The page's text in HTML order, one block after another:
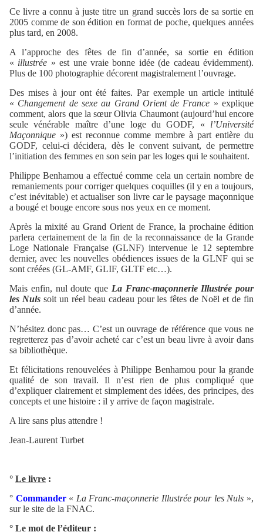
Ce livre a connu à juste titre un grand succès lors de sa sortie en
2005 comme de son édition en format de poche, quelques années
plus tard, en 2008.
A l’approche des fêtes de fin d’année, sa sortie en édition
« illustrée » est une vraie bonne idée (de cadeau évidemment).
Plus de 100 photographie décorent magistralement l’ouvrage.
Des mises à jour ont été faites. Par exemple un article intitulé
« Changement de sexe au Grand Orient de France » explique
comment, alors que la sœur Olivia Chaumont (aujourd’hui encore
seule vénérable maître d’une loge du GODF, « l’Université
Maçonnique ») est reconnue comme membre à part entière du
GODF, celui-ci décidera, dès le convent suivant, de permettre
l’initiation des femmes en son sein par les loges qui le souhaitent.
Philippe Benhamou a effectué comme cela un certain nombre de
remaniements pour corriger quelques coquilles (il y en a toujours,
c’est inévitable) et actualiser son livre car le paysage maçonnique
a bougé et bouge encore sous nos yeux en ce moment.
Après la mixité au Grand Orient de France, la prochaine édition
parlera certainement de la fin de la reconnaissance de la Grande
Loge Nationale Française (GLNF) intervenue le 12 septembre
dernier, avec les nouvelles obédiences issues de la GLNF qui se
sont créées (GL-AMF, GLIF, GLTF etc…).
Mais enfin, nul doute que La Franc-maçonnerie Illustrée pour
les Nuls soit un réel beau cadeau pour les fêtes de Noël et de fin
d’année.
N’hésitez donc pas… C’est un ouvrage de référence que vous ne
regretterez pas d’avoir acheté car c’est un beau livre à avoir dans
sa bibliothèque.
Et félicitations renouvelées à Philippe Benhamou pour la grande
qualité de son travail. Il n’est rien de plus compliqué que
d’expliquer clairement et simplement des idées, des principes, des
concepts et une histoire : il y arrive de façon magistrale.
A lire sans plus attendre !
Jean-Laurent Turbet
° Le livre :
° Commander« La Franc-maçonnerie Illustrée pour les Nuls »,
sur le site de la FNAC.
° Le mot de l’éditeur :